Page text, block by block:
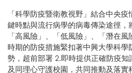
「科學防疫暨衛教視野」結合中央
鍵時點與流行病學的病毒傳染途徑，
「高風險」、「低風險」、「潛在
時期的防疫措施緊扣著中興大學科學
勢，超前部署 2.即時提供正確防疫
及同理心守護校園，共同推動及落實